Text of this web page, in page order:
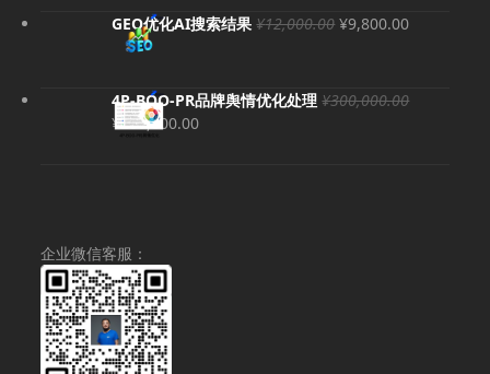
¥800.00。
GEO优化AI搜索结果 ¥12,000.00 原
¥12,000.00。
¥9,800.00当
4P-BOO-PR品牌舆情优化处理 ¥300,000.00
原
¥280,000.00当
企业微信客服：